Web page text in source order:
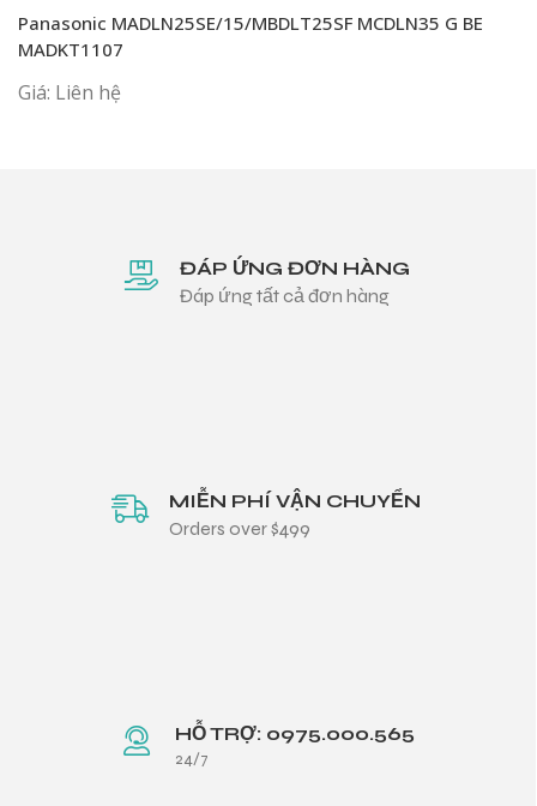
Panasonic MADLN25SE/15/MBDLT25SF MCDLN35 G BE
MADKT1107
Giá: Liên hệ
ĐÁP ỨNG ĐƠN HÀNG
Đáp ứng tất cả đơn hàng
MIỄN PHÍ VẬN CHUYỂN
Orders over $499
HỖ TRỢ: 0975.000.565
24/7